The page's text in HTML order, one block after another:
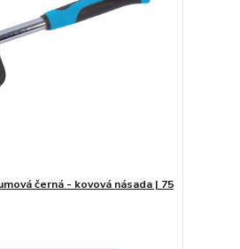
černá - kovová násada | 75